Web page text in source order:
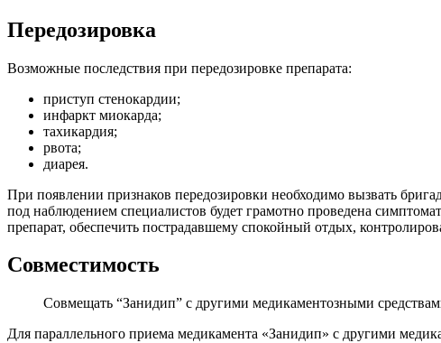
Передозировка
Возможные последствия при передозировке препарата:
приступ стенокардии;
инфаркт миокарда;
тахикардия;
рвота;
диарея.
При появлении признаков передозировки необходимо вызвать
под наблюдением специалистов будет грамотно проведена
препарат, обеспечить пострадавшему спокойный отдых,
Совместимость
Совмещать “Занидип” с другими медикаментозными
Для параллельного приема медикамента «Занидип» с другими